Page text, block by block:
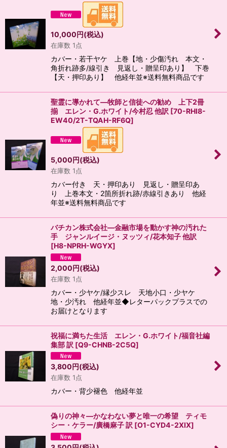
10,000円(税込)
在庫数 1点
カバー・若干ヤケ 上巻【地・少傷汚れ 本文・
角折れ跡多/線引き 見返し・贈呈印あり】 下巻
【天・押印あり】 他経年並※送料無料商品です
聖霊に導かれて―牧師と信徒への勧め 上下2冊
揃 エレン・G.ホワイト/今村忍 他訳 [70-RHI8-
EW40/2T-TQAH-RF6Q]
5,000円(税込)
在庫数 1点
カバー付き 天・押印あり 見返し・贈呈印あ
り 上巻本文・2箇所折れ跡/赤線引きあり 他経
年並※送料無料商品です
バチカン株式会社―金融市場を動かす神の汚れた
手 ジャンルイージ・ヌッツィ/花本知子 他訳
[H8-NPRH-WGYX]
2,000円(税込)
在庫数 1点
カバー・少ヤケ/縁少スレ 天地小口・少ヤケ
地・少汚れ 他経年並◆レターパックプラスでの
お届けとなります
祝福に満ちた生活 エレン・G.ホワイト/福音社編
集部 訳 [Q9-CHNB-2C5Q]
3,800円(税込)
在庫数 1点
カバー・背少褪色 他経年並
偽りの神々―かなわない夢と唯一の希望 ティモ
シー・ケラー/廣橋麻子 訳 [O1-CYD4-2XIX]